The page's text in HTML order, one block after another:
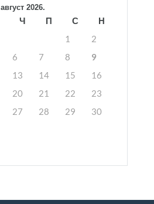
август 2026.
Ч П С
Н
1
2
6 7 8
9
13 14 15
16
20 21 22
23
27 28 29
30